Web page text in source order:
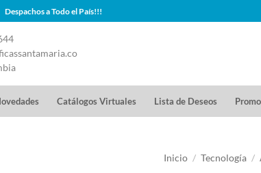
Despachos a Todo el País!!!
Catálogos Virtuales Lista de Deseos
Inicio / Tecnología /